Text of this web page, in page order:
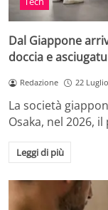
Dal Giappone
doccia e
Redazione 22
La società
Osaka, nel 2026,
Leggi di più